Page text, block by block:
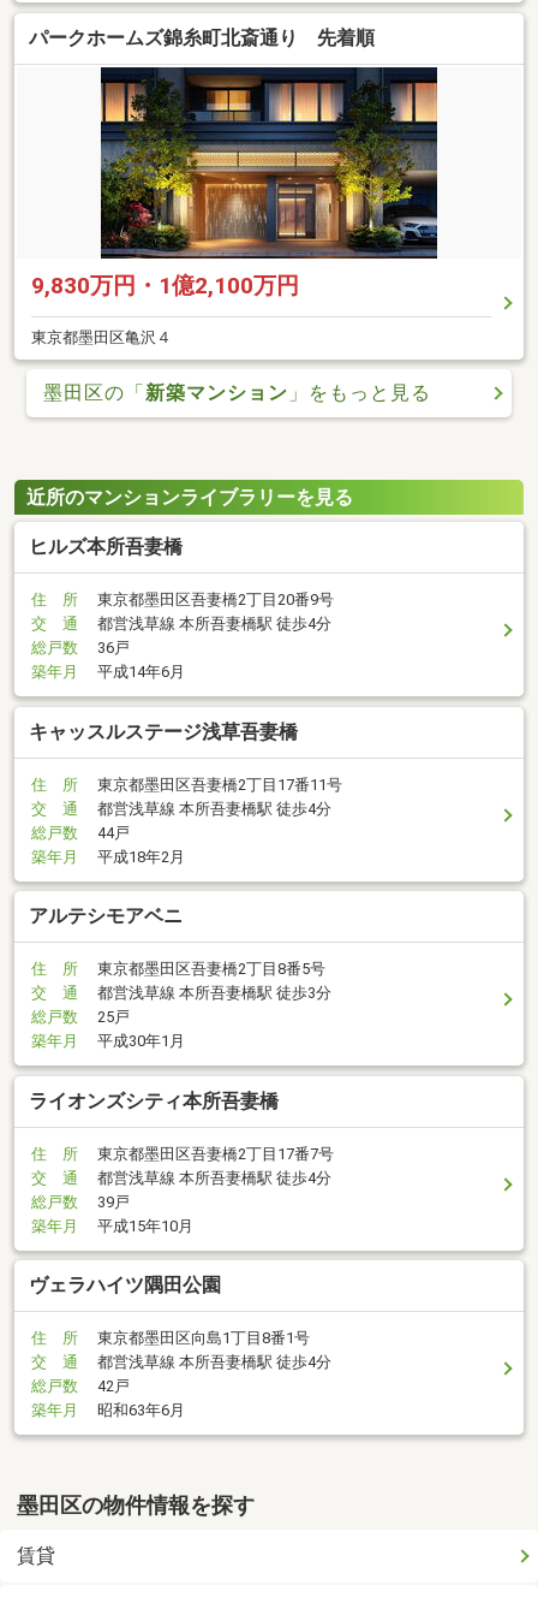
パークホームズ錦糸町北斎通り 先着順
9,830万円・1億2,100万円
東京都墨田区亀沢４
墨田区の「 新築マンション 」をもっと見る
近所のマンションライブラリーを見る
ヒルズ本所吾妻橋
住 所
東京都墨田区吾妻橋2丁目20番9号
交 通
都営浅草線 本所吾妻橋駅 徒歩4分
総戸数
36戸
築年月
平成14年6月
キャッスルステージ浅草吾妻橋
住 所
東京都墨田区吾妻橋2丁目17番11号
交 通
都営浅草線 本所吾妻橋駅 徒歩4分
総戸数
44戸
築年月
平成18年2月
アルテシモアベニ
住 所
東京都墨田区吾妻橋2丁目8番5号
交 通
都営浅草線 本所吾妻橋駅 徒歩3分
総戸数
25戸
築年月
平成30年1月
ライオンズシティ本所吾妻橋
住 所
東京都墨田区吾妻橋2丁目17番7号
交 通
都営浅草線 本所吾妻橋駅 徒歩4分
総戸数
39戸
築年月
平成15年10月
ヴェラハイツ隅田公園
住 所
東京都墨田区向島1丁目8番1号
交 通
都営浅草線 本所吾妻橋駅 徒歩4分
総戸数
42戸
築年月
昭和63年6月
墨田区の物件情報を探す
賃貸